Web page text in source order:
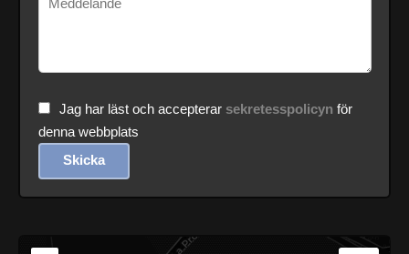
Jag har läst och accepterar sekretesspolicyn för
denna webbplats
Skicka